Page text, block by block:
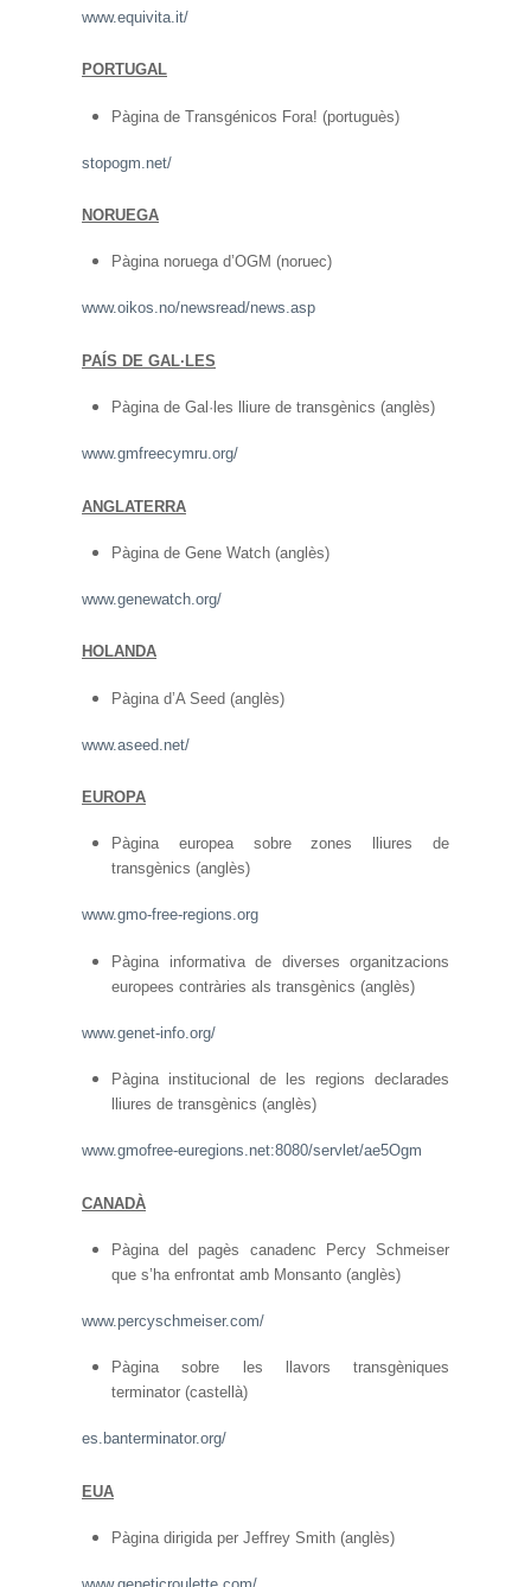
www.equivita.it/
PORTUGAL
Pàgina de Transgénicos Fora! (portuguès)
stopogm.net/
NORUEGA
Pàgina noruega d’OGM (noruec)
www.oikos.no/newsread/news.asp
PAÍS DE GAL·LES
Pàgina de Gal·les lliure de transgènics (anglès)
www.gmfreecymru.org/
ANGLATERRA
Pàgina de Gene Watch (anglès)
www.genewatch.org/
HOLANDA
Pàgina d’A Seed (anglès)
www.aseed.net/
EUROPA
Pàgina europea sobre zones lliures de
transgènics (anglès)
www.gmo-free-regions.org
Pàgina informativa de diverses organitzacions
europees contràries als transgènics (anglès)
www.genet-info.org/
Pàgina institucional de les regions declarades
lliures de transgènics (anglès)
www.gmofree-euregions.net:8080/servlet/ae5Ogm
CANADÀ
Pàgina del pagès canadenc Percy Schmeiser
que s’ha enfrontat amb Monsanto (anglès)
www.percyschmeiser.com/
Pàgina sobre les llavors transgèniques
terminator (castellà)
es.banterminator.org/
EUA
Pàgina dirigida per Jeffrey Smith (anglès)